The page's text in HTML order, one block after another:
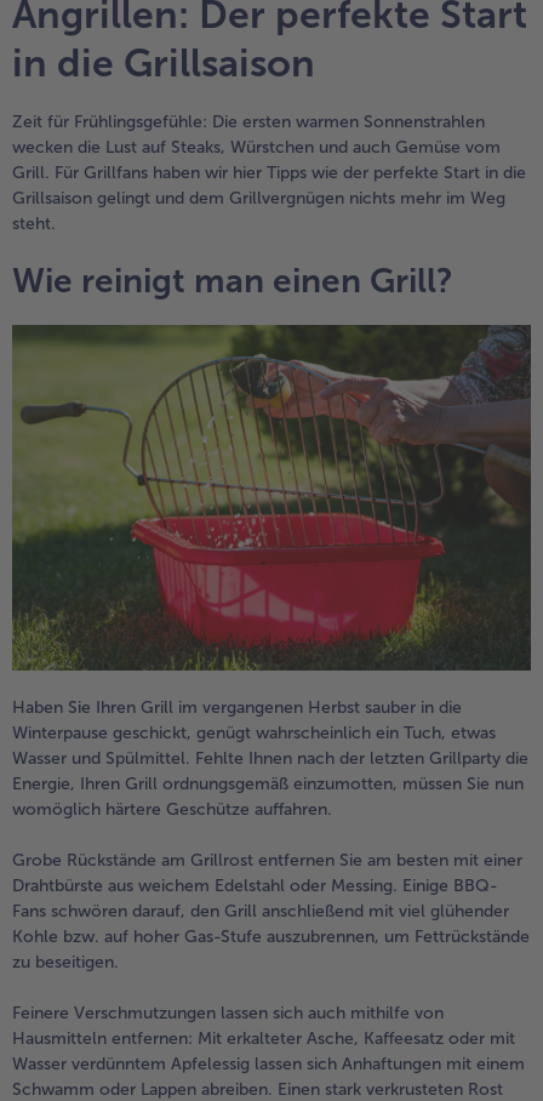
Geflügel
alle Geflügel
Fleischersatz
alle Fleischersatz
Pizza
alle Pizza
alle Snacks
Kartoffelprodukte
alle Kartoffelprodukte
Beilagen & Saucen
alle Beilagen & Saucen
Suppeneinlagen
alle Suppeneinlagen
Brot & Brötchen
alle Brot & Brötchen
Kuchen & Torten
alle Kuchen & Torten
Süßspeisen
alle Süßspeisen
Obst
alle Obst
Wein & Spirituosen
alle Wein & Spirituosen
Küchenutensilien
alle Küchenutensilien
Online Exklusiv
alle Online Exklusiv
Länderküche
alle Länderküche
Vegetarisch & Vegan
alle Vegetarisch & Vegan
alle BIO
Kids-Produkte
alle Kids-Produkte
Schoko-Genuss
alle Schoko-Genuss
Confiserie & Feinkost
alle Confiserie & Feinkost
Für die Heißluftfritteuse
alle Für die Heißluftfritteuse
bofrost*free
alle bofrost*free
bofrost*high Protein
alle bofrost*high Protein
bofrost*plus.
alle bofrost*plus.
Entdecke köstliche Rezepte
Angrillen: Der perfekte Start
in die Grillsaison
Zeit für Frühlingsgefühle: Die ersten warmen Sonnenstrahlen
wecken die Lust auf Steaks, Würstchen und auch Gemüse vom
Grill. Für Grillfans haben wir hier Tipps wie der perfekte Start in die
Grillsaison gelingt und dem Grillvergnügen nichts mehr im Weg
steht.
Wie reinigt man einen Grill?
Haben Sie Ihren Grill im vergangenen Herbst sauber in die
Winterpause geschickt, genügt wahrscheinlich ein Tuch, etwas
Wasser und Spülmittel. Fehlte Ihnen nach der letzten Grillparty die
Energie, Ihren Grill ordnungsgemäß einzumotten, müssen Sie nun
womöglich härtere Geschütze auffahren.
Grobe Rückstände am Grillrost entfernen Sie am besten mit einer
Drahtbürste aus weichem Edelstahl oder Messing. Einige BBQ-
Fans schwören darauf, den Grill anschließend mit viel glühender
Kohle bzw. auf hoher Gas-Stufe auszubrennen, um Fettrückstände
zu beseitigen.
Feinere Verschmutzungen lassen sich auch mithilfe von
Hausmitteln entfernen: Mit erkalteter Asche, Kaffeesatz oder mit
Wasser verdünntem Apfelessig lassen sich Anhaftungen mit einem
Schwamm oder Lappen abreiben. Einen stark verkrusteten Rost